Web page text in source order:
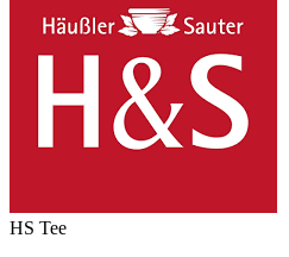
HS Tee